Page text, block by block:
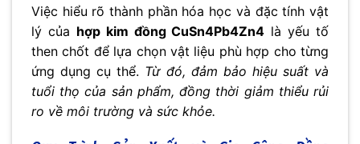
Việc hiểu rõ thành phần hóa học và đặc tính vật
lý của hợp kim đồng CuSn4Pb4Zn4 là yếu tố
then chốt để lựa chọn vật liệu phù hợp cho từng
ứng dụng cụ thể. Từ đó, đảm bảo hiệu suất và
tuổi thọ của sản phẩm, đồng thời giảm thiểu rủi
ro về môi trường và sức khỏe.